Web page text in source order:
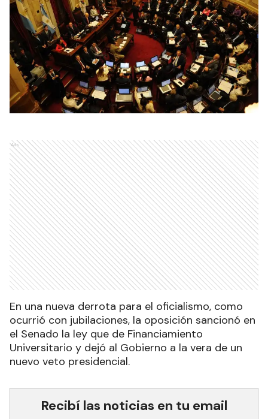
Ads
En una nueva derrota para el oficialismo, como
ocurrió con jubilaciones, la oposición sancionó en
el Senado la ley que de Financiamiento
Universitario y dejó al Gobierno a la vera de un
nuevo veto presidencial.
Recibí las noticias en tu email